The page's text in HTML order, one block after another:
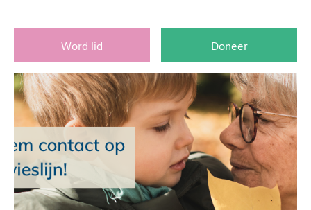
Word lid Doneer